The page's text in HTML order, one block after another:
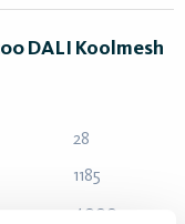
DALI Koolmesh
28
1185
4000